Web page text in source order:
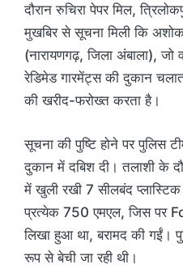
दौरान रुचिरा पेपर मिल,
मुखबिर से सूचना मिली कि अशोक
(नारायणगढ़, जिला अंबाला), जो
रेडिमेड गारमेंट्स की दुकान
की खरीद-फरोख्त करता है।
सूचना की पुष्टि होने पर पुलिस
दुकान में दबिश दी। तलाशी के
में खुली रखी 7 सीलबंद प्लास्टिक
प्रत्येक 750 एमएल, जिस पर
लिखा हुआ था, बरामद की गईं।
रूप से बेची जा रही थी।